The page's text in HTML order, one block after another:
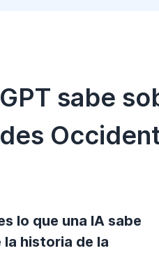
sabe
lo que una IA sabe
la historia de la